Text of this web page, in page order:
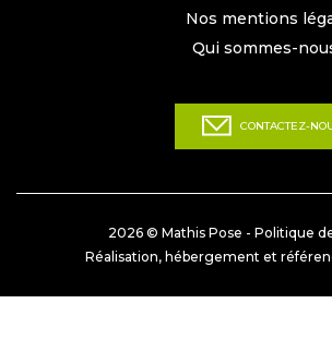
Nos mentions
Qui sommes-
CONTACTEZ-
2026 © Mathis Pose - Politique
Réalisation, hébergement et